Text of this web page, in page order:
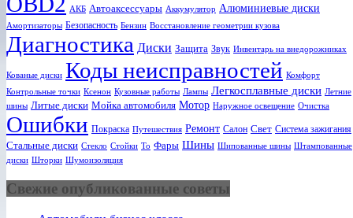
АКБ Автоаксессуары Аккумулятор Алюминиевые диски
Амортизаторы Безопасность Бензин Восстановление геометрии кузова
Диагностика Диски Защита Звук Инвентарь на внедорожниках
Кованые диски Коды неисправностей Комфорт
Контрольные точки Ксенон Кузовные работы Лампы Легкосплавные диски Летние
шины Литые диски Мойка автомобиля Мотор Наружное освещение Очистка
Ошибки Покраска Путешествия Ремонт Салон Свет Система зажигания
Стальные диски Стекло Стойки То Фары Шины Шипованные шины Штампованные
диски Шторки Шумоизоляция
Свежие опубликованные советы